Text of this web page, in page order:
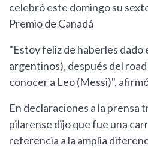
celebró este domingo su
Premio de Canadá
"Estoy feliz de haberles dado
argentinos), después del
conocer a Leo (Messi)",
En declaraciones a la prensa
pilarense dijo que fue una
referencia a la amplia